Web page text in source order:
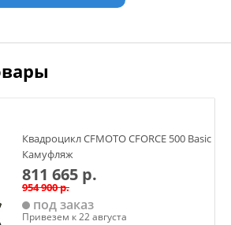
Квадроцикл CFMOTO CFORCE 500 Basic
Камуфляж
811 665 р.
954 900 р.
под заказ
Привезем к 22 августа